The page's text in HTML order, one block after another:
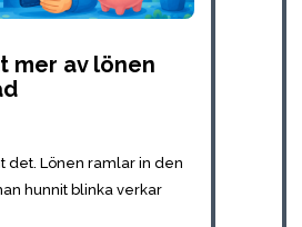
mer av lönen
det. Lönen ramlar in den
hunnit blinka verkar